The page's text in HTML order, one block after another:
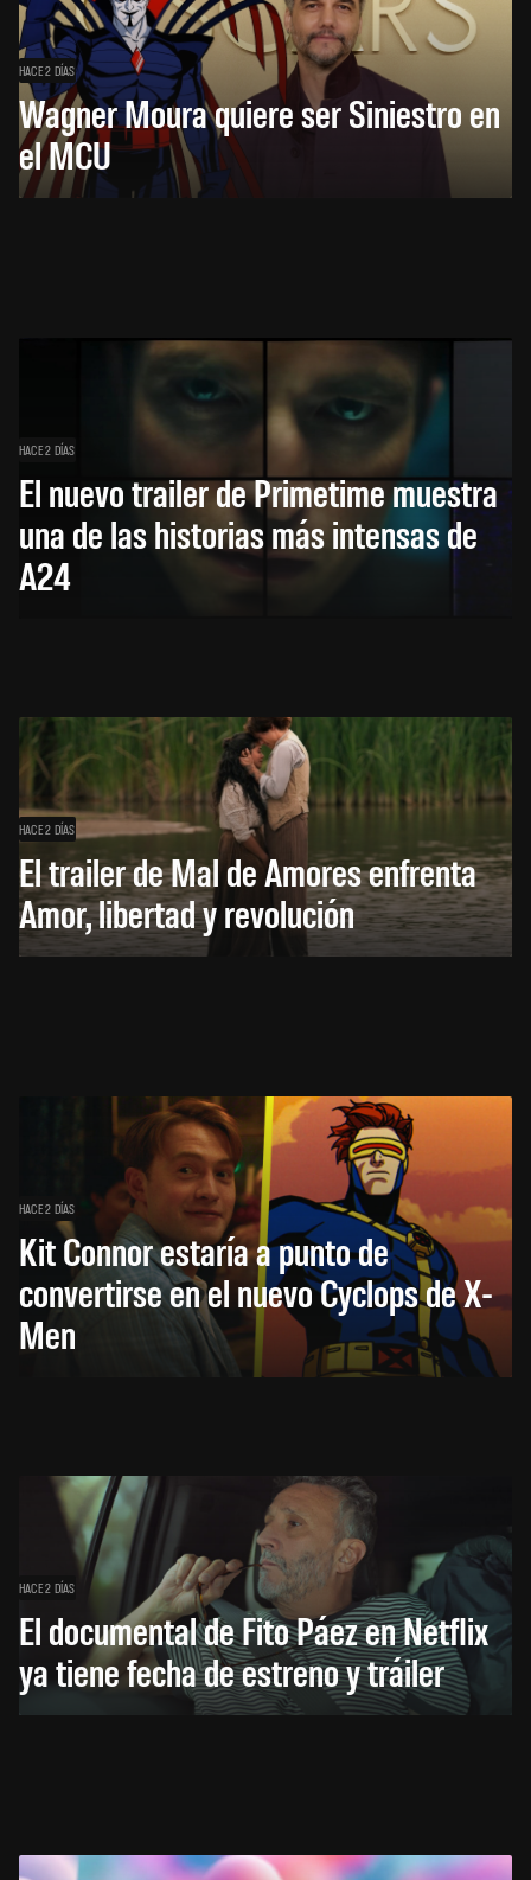
HACE 2 DÍAS
Wagner Moura quiere ser Siniestro en
el MCU
HACE 2 DÍAS
El nuevo trailer de Primetime muestra
una de las historias más intensas de
A24
HACE 2 DÍAS
El trailer de Mal de Amores enfrenta
Amor, libertad y revolución
HACE 2 DÍAS
Kit Connor estaría a punto de
convertirse en el nuevo Cyclops de X-
Men
HACE 2 DÍAS
El documental de Fito Páez en Netflix
ya tiene fecha de estreno y tráiler